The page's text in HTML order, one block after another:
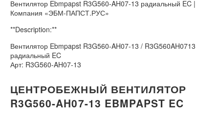
Вентилятор Ebmpapst R3G560-AH07-13 радиальный EC |
Компания «ЭБМ-ПАПСТ.РУС»
**Description:**
Вентилятор Ebmpapst R3G560-AH07-13 / R3G560AH0713
радиальный EC
Арт: R3G560-AH07-13
ЦЕНТРОБЕЖНЫЙ ВЕНТИЛЯТОР
R3G560-AH07-13 EBMPAPST EC